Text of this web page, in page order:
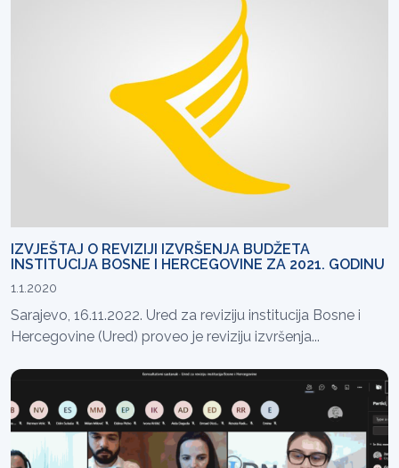
IZVJEŠTAJ O REVIZIJI IZVRŠENJA BUDŽETA
INSTITUCIJA BOSNE I HERCEGOVINE ZA 2021. GODINU
1.1.2020
Sarajevo, 16.11.2022. Ured za reviziju institucija Bosne i
Hercegovine (Ured) proveo je reviziju izvršenja...